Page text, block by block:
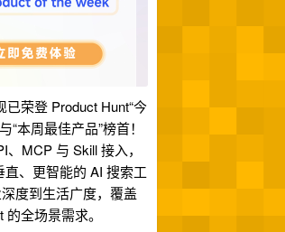
已荣登 Product Hunt“今
“本周最佳产品”榜首！
、MCP 与 Skill 接入，
直、更智能的 AI 搜索工
度到生活广度，覆盖
的全场景需求。